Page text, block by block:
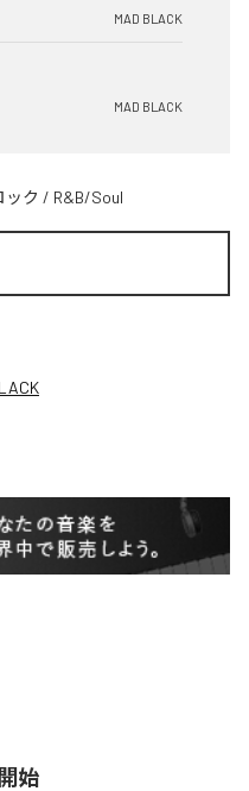
MAD BLACK
MAD BLACK
ック / R&B/Soul
始